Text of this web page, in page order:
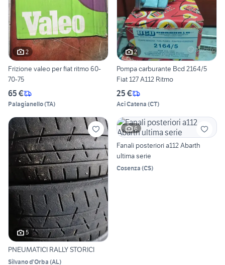
2
Frizione valeo per fiat ritmo 60-
70-75
65 €
Palagianello(TA)
2
Pompa carburante Bcd 2164/5
Fiat 127 A112 Ritmo
25 €
Aci Catena (CT)
5
PNEUMATICI RALLY STORICI
Silvano d'Orba (AL)
6
Fanali posteriori a112 Abarth
ultima serie
Cosenza (CS)